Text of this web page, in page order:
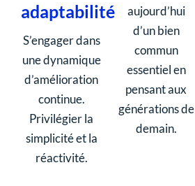
adaptabilité
S’engager dans
une dynamique
d’amélioration
continue.
Privilégier la
simplicité et la
réactivité.
aujourd’hui
d’un bien
commun
essentiel en
pensant aux
générations de
demain.